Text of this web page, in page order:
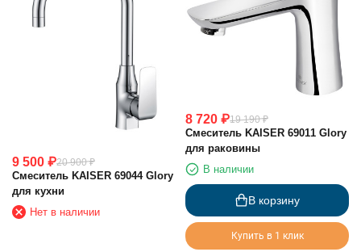
9 500 ₽20 900 ₽
Смеситель KAISER 69044 Glory
для кухни
Нет в наличии
8 720 ₽19 190 ₽
Смеситель KAISER 69011 Glory
для раковины
В наличии
В корзину
Купить в 1 клик